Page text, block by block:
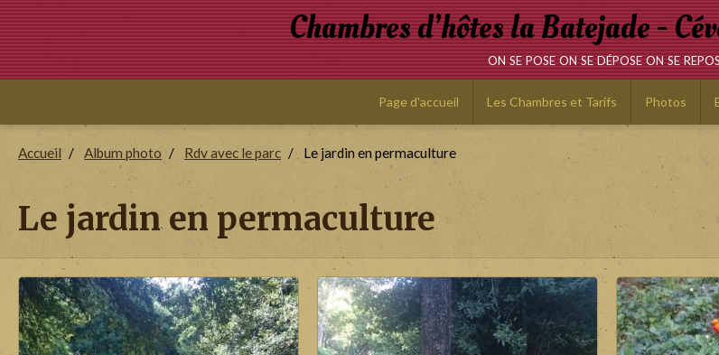
Chambres d’hôtes la Batejade -
on se pose on se dépose on se
Page d'accueil Les Chambres et Tarifs Photos
Accueil Album photo Rdv avec le parc Le jardin en permaculture
Le jardin en permaculture